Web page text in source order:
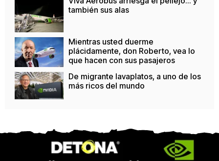
también sus alas
Mientras usted duerme
plácidamente, don Roberto, vea lo
que hacen con sus pasajeros
De migrante lavaplatos, a uno de los
más ricos del mundo